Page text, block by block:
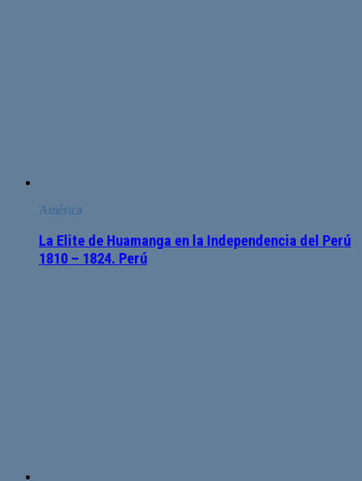
América
La Elite de Huamanga en la Independencia del Perú
1810 – 1824. Perú